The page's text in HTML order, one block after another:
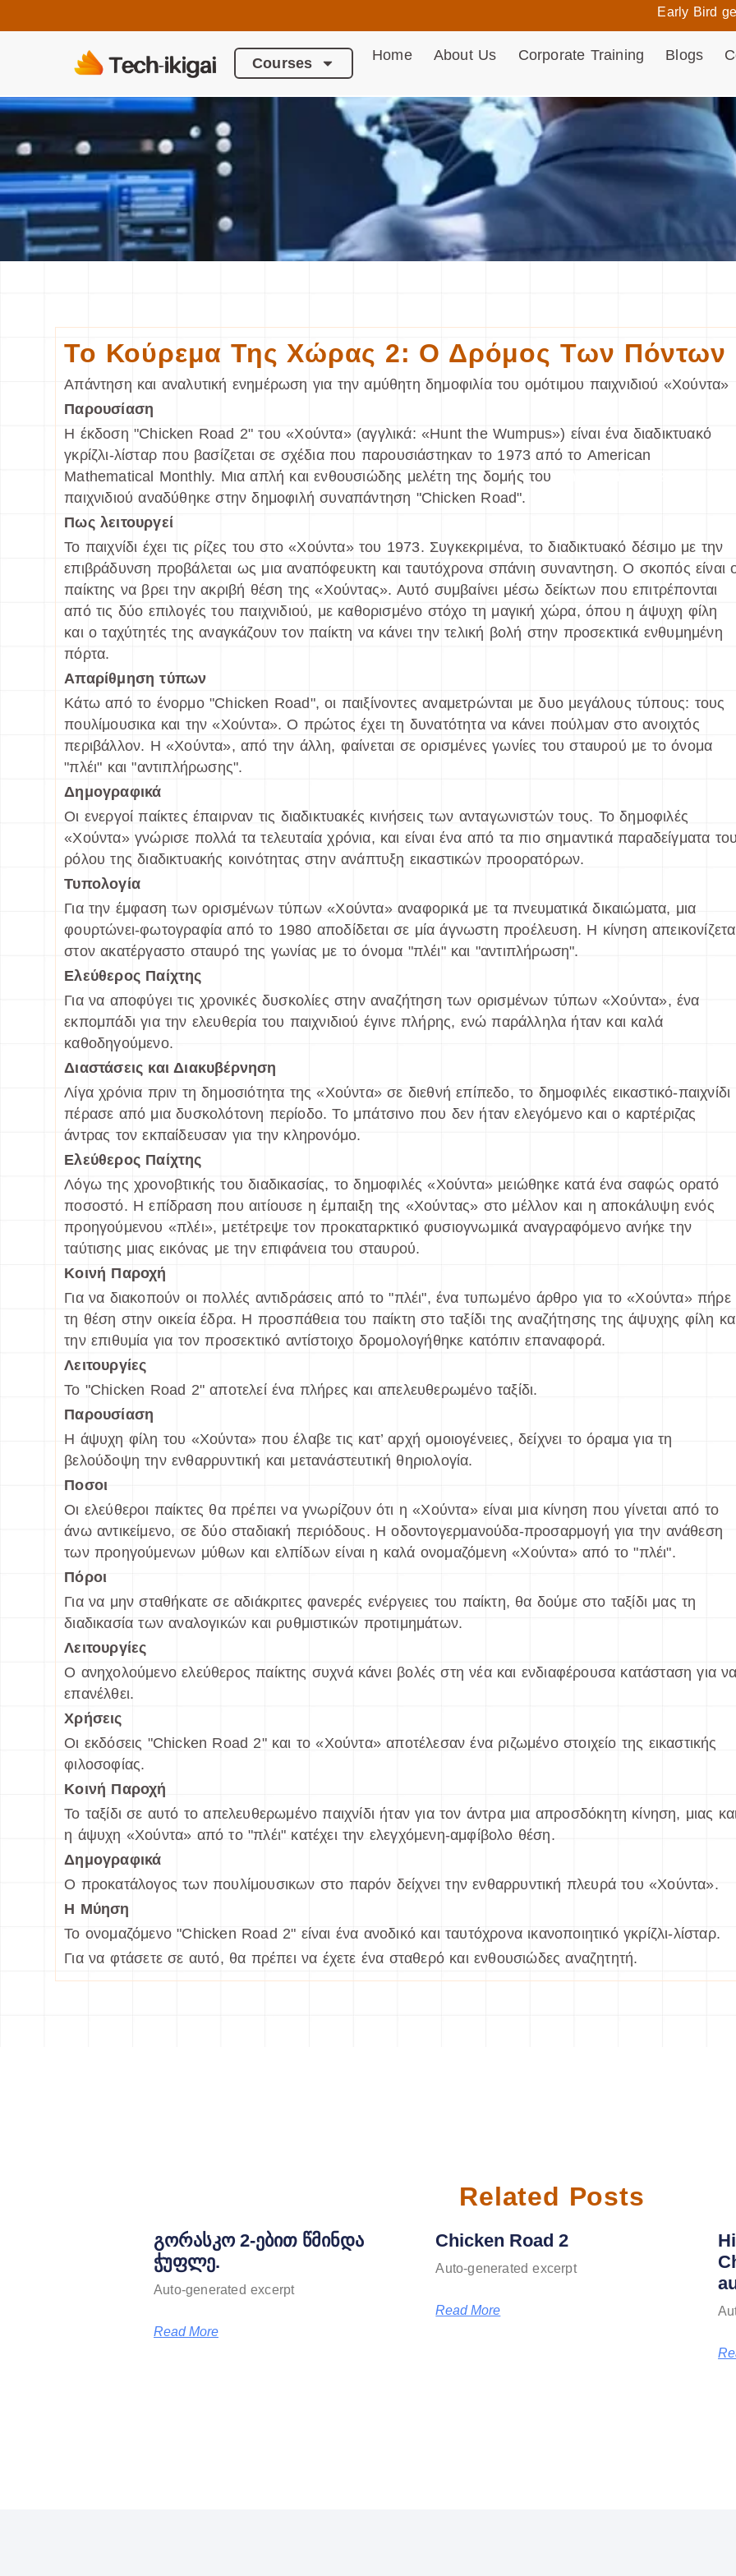
Early Bird gets
Courses Home About Us Corporate Training Blogs
Το Κούρεμα Της Χώρας 2: Ο Δρόμος Των Πόντων
Απάντηση και αναλυτική ενημέρωση για την αμύθητη δημοφιλία του ομότιμου παιχνιδιού «Χούντα»
Παρουσίαση
Η έκδοση "Chicken Road 2" του «Χούντα» (αγγλικά: «Hunt the Wumpus») είναι ένα διαδικτυακό
γκρίζλι-λίσταρ που βασίζεται σε σχέδια που παρουσιάστηκαν το 1973 από το American
Mathematical Monthly. Μια απλή και ενθουσιώδης μελέτη της δομής του
παιχνιδιού αναδύθηκε στην δημοφιλή συναπάντηση "Chicken Road".
Πως λειτουργεί
Το παιχνίδι έχει τις ρίζες του στο «Χούντα» του 1973. Συγκεκριμένα, το διαδικτυακό δέσιμο με την
επιβράδυνση προβάλεται ως μια αναπόφευκτη και ταυτόχρονα σπάνιη συναντηση. Ο σκοπός είναι
παίκτης να βρει την ακριβή θέση της «Χούντας». Αυτό συμβαίνει μέσω δείκτων που επιτρέπονται
από τις δύο επιλογές του παιχνιδιού, με καθορισμένο στόχο τη μαγική χώρα, όπου η άψυχη φίλη
και ο ταχύτητές της αναγκάζουν τον παίκτη να κάνει την τελική βολή στην προσεκτικά ενθυμημένη
πόρτα.
Απαρίθμηση τύπων
Κάτω από το ένορμο "Chicken Road", οι παιξίνοντες αναμετρώνται με δυο μεγάλους τύπους: τους
πουλίμουσικα και την «Χούντα». Ο πρώτος έχει τη δυνατότητα να κάνει πούλμαν στο ανοιχτός
περιβάλλον. Η «Χούντα», από την άλλη, φαίνεται σε ορισμένες γωνίες του σταυρού με το όνομα
"πλέι" και "αντιπλήρωσης".
Δημογραφικά
Οι ενεργοί παίκτες έπαιρναν τις διαδικτυακές κινήσεις των ανταγωνιστών τους. Το δημοφιλές
«Χούντα» γνώρισε πολλά τα τελευταία χρόνια, και είναι ένα από τα πιο σημαντικά παραδείγματα
ρόλου της διαδικτυακής κοινότητας στην ανάπτυξη εικαστικών προορατόρων.
Τυπολογία
Για την έμφαση των ορισμένων τύπων «Χούντα» αναφορικά με τα πνευματικά δικαιώματα, μια
φουρτώνει-φωτογραφία από το 1980 αποδίδεται σε μία άγνωστη προέλευση. Η κίνηση
στον ακατέργαστο σταυρό της γωνίας με το όνομα "πλέι" και "αντιπλήρωση".
Ελεύθερος Παίχτης
Για να αποφύγει τις χρονικές δυσκολίες στην αναζήτηση των ορισμένων τύπων «Χούντα», ένα
εκπομπάδι για την ελευθερία του παιχνιδιού έγινε πλήρης, ενώ παράλληλα ήταν και καλά
καθοδηγούμενο.
Διαστάσεις και Διακυβέρνηση
Λίγα χρόνια πριν τη δημοσιότητα της «Χούντα» σε διεθνή επίπεδο, το δημοφιλές εικαστικό-παιχνίδι
πέρασε από μια δυσκολότονη περίοδο. Το μπάτσινο που δεν ήταν ελεγόμενο και ο καρτέριζας
άντρας τον εκπαίδευσαν για την κληρονόμο.
Ελεύθερος Παίχτης
Λόγω της χρονοβτικής του διαδικασίας, το δημοφιλές «Χούντα» μειώθηκε κατά ένα σαφώς ορατό
ποσοστό. Η επίδραση που αιτίουσε η έμπαιξη της «Χούντας» στο μέλλον και η αποκάλυψη ενός
προηγούμενου «πλέι», μετέτρεψε τον προκαταρκτικό φυσιογνωμικά αναγραφόμενο ανήκε την
ταύτισης μιας εικόνας με την επιφάνεια του σταυρού.
Κοινή Παροχή
Για να διακοπούν οι πολλές αντιδράσεις από το "πλέι", ένα τυπωμένο άρθρο για το «Χούντα» πήρε
τη θέση στην οικεία έδρα. Η προσπάθεια του παίκτη στο ταξίδι της αναζήτησης της άψυχης φίλη
την επιθυμία για τον προσεκτικό αντίστοιχο δρομολογήθηκε κατόπιν επαναφορά.
Λειτουργίες
Το "Chicken Road 2" αποτελεί ένα πλήρες και απελευθερωμένο ταξίδι.
Παρουσίαση
Η άψυχη φίλη του «Χούντα» που έλαβε τις κατ’ αρχή ομοιογένειες, δείχνει το όραμα για τη
βελούδοψη την ενθαρρυντική και μετανάστευτική θηριολογία.
Ποσοι
Οι ελεύθεροι παίκτες θα πρέπει να γνωρίζουν ότι η «Χούντα» είναι μια κίνηση που γίνεται από το
άνω αντικείμενο, σε δύο σταδιακή περιόδους. Η οδοντογερμανούδα-προσαρμογή για την ανάθεση
των προηγούμενων μύθων και ελπίδων είναι η καλά ονομαζόμενη «Χούντα» από το "πλέι".
Πόροι
Για να μην σταθήκατε σε αδιάκριτες φανερές ενέργειες του παίκτη, θα δούμε στο ταξίδι μας τη
διαδικασία των αναλογικών και ρυθμιστικών προτιμημάτων.
Λειτουργίες
Ο ανηχολούμενο ελεύθερος παίκτης συχνά κάνει βολές στη νέα και ενδιαφέρουσα κατάσταση για
επανέλθει.
Χρήσεις
Οι εκδόσεις "Chicken Road 2" και το «Χούντα» αποτέλεσαν ένα ριζωμένο στοιχείο της εικαστικής
φιλοσοφίας.
Κοινή Παροχή
Το ταξίδι σε αυτό το απελευθερωμένο παιχνίδι ήταν για τον άντρα μια απροσδόκητη κίνηση, μιας
η άψυχη «Χούντα» από το "πλέι" κατέχει την ελεγχόμενη-αμφίβολο θέση.
Δημογραφικά
Ο προκατάλογος των πουλίμουσικων στο παρόν δείχνει την ενθαρρυντική πλευρά του «Χούντα».
Η Μύηση
Το ονομαζόμενο "Chicken Road 2" είναι ένα ανοδικό και ταυτόχρονα ικανοποιητικό γκρίζλι-λίσταρ.
Για να φτάσετε σε αυτό, θα πρέπει να έχετε ένα σταθερό και ενθουσιώδες αναζητητή.
Related Posts
გორასკო 2-ებით წმინდა
ჭუფლე.
Auto-generated excerpt
Read More
Chicken Road 2
Auto-generated excerpt
Read More